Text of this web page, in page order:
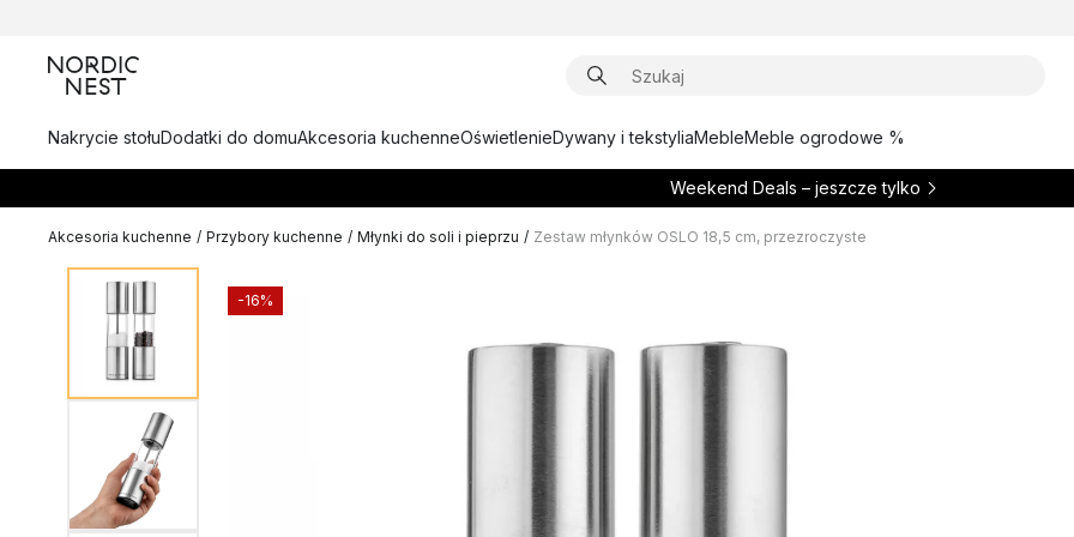
Nakrycie stołuDodatki do domuAkcesoria kuchenneOświetlenieDywany i tekstyliaMebleMeble ogrodowe %
Weekend Deals – jeszcze tylko
Akcesoria kuchenne / Przybory kuchenne / Młynki do soli i pieprzu / Zestaw młynków OSLO 18,5 cm, przezroczyste
-16%